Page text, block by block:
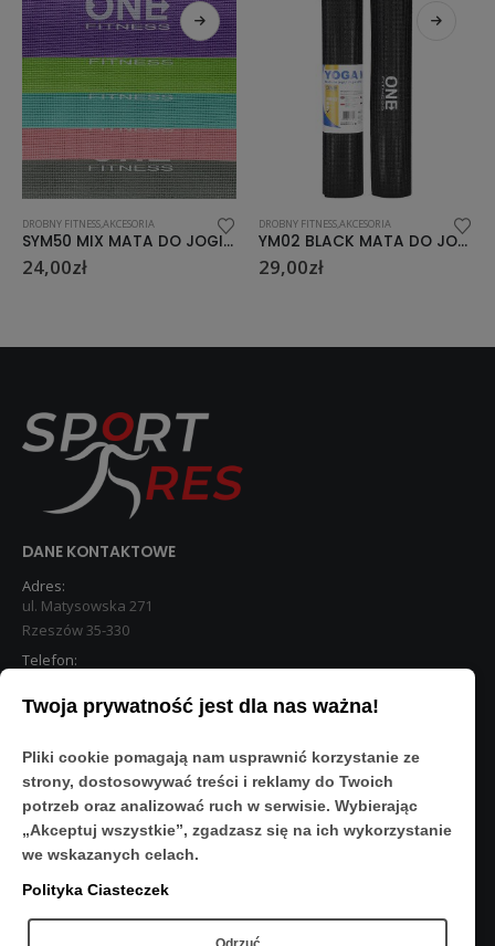
DROBNY FITNESS,AKCESORIA
YM02 BLACK MATA DO JOGI ONE FITNESS
29,00zł
DROBNY FITNESS,AKCESORIA
YM40 BLUE MATA DO YOGI ONE FITNESS
52,00zł
DANE KONTAKTOWE
Adres:
ul. Matysowska 271
Rzeszów 35-330
Telefon:
STREFA KLIENTA
Moje konto
O Nas
Polityka prywatności
Regulamin
FAQ
OBSERWUJ NAS
Twoja prywatność jest dla nas ważna!
Pliki cookie pomagają nam usprawnić korzystanie ze
strony, dostosowywać treści i reklamy do Twoich
potrzeb oraz analizować ruch w serwisie. Wybierając
„Akceptuj wszystkie”, zgadzasz się na ich wykorzystanie
we wskazanych celach.
Polityka Ciasteczek